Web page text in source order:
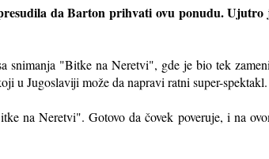
da Barton prihvati ovu ponudu. Ujutro
snimanja "Bitke na Neretvi", gde je bio tek
u Jugoslaviji može da napravi ratni super-spektakl.
na Neretvi". Gotovo da čovek poveruje, i na